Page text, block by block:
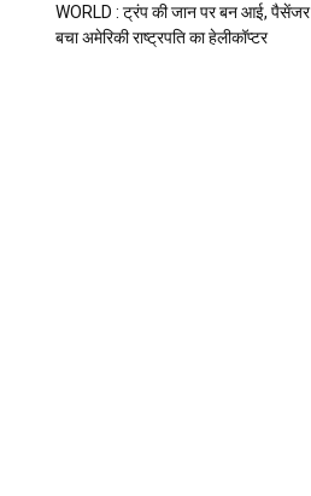
WORLD : ट्रंप की जान पर बन आई,
बचा अमेरिकी राष्ट्रपति का हेलीकॉप्टर